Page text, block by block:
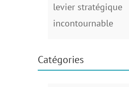
levier stratégique
incontournable
Catégories